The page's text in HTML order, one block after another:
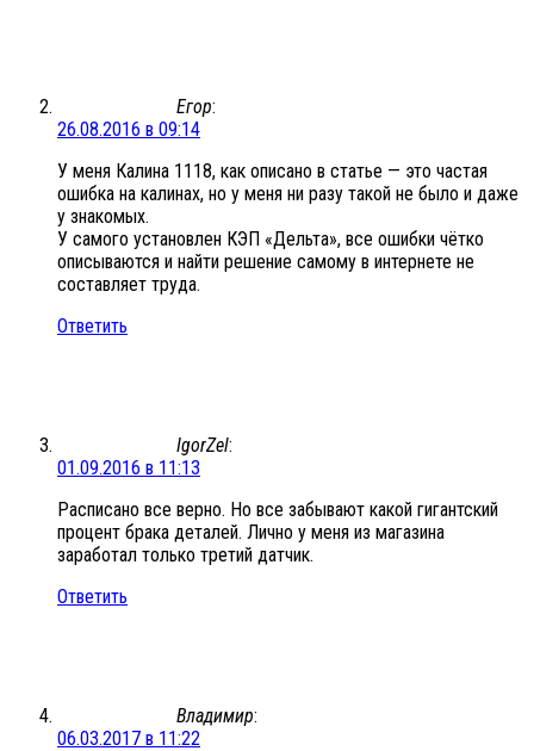
Егор:
26.08.2016 в 09:14
У меня Калина 1118, как описано в статье — это частая
ошибка на калинах, но у меня ни разу такой не было и даже
у знакомых.
У самого установлен КЭП «Дельта», все ошибки чётко
описываются и найти решение самому в интернете не
составляет труда.
Ответить
IgorZel:
01.09.2016 в 11:13
Расписано все верно. Но все забывают какой гигантский
процент брака деталей. Лично у меня из магазина
заработал только третий датчик.
Ответить
Владимир:
06.03.2017 в 11:22